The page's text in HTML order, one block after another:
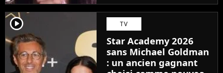
dévoilé J'me demande,
son premier single. Une
chanson arrivée
tardivement vis-à-vis
des carrières...
player2 TV
Star Academy 2026
sans Michael Goldman
: un ancien gagnant